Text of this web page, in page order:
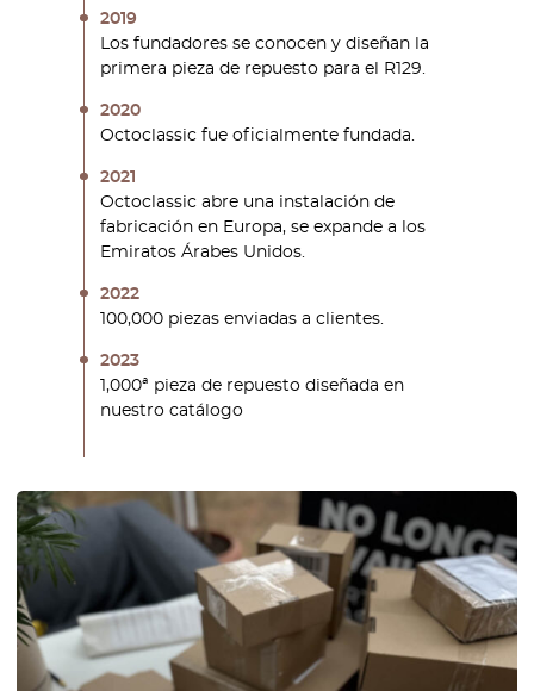
2019
Los fundadores se conocen y diseñan la
primera pieza de repuesto para el R129.
2020
Octoclassic fue oficialmente fundada.
2021
Octoclassic abre una instalación de
fabricación en Europa, se expande a los
Emiratos Árabes Unidos.
2022
100,000 piezas enviadas a clientes.
2023
1,000ª pieza de repuesto diseñada en
nuestro catálogo